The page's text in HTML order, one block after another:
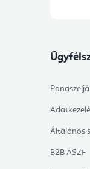
Általános
B2B ÁSZF